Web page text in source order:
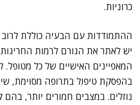
כרוניות.
ההתמודדות עם הבעיה כוללת
יש לאתר את הגורם לרמות החריגות
המאפיינים האישיים של כל מטופל.
בהפסקת טיפול בתרופה מסוימת,
נוזלים. במצבים חמורים יותר,